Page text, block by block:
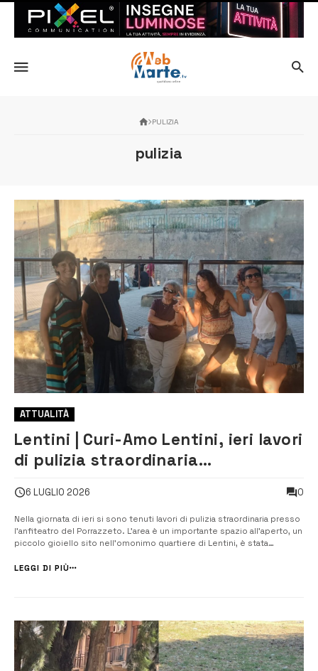
PULIZIA
pulizia
ATTUALITÀ
Lentini | Curi-Amo Lentini, ieri lavori
di pulizia straordinaria
6 LUGLIO 2026 0
Nella giornata di ieri si sono tenuti lavori di pulizia straordinaria presso
l’anfiteatro del Porrazzeto. L’area è un importante spazio all’aperto, un
piccolo gioiello sito nell’omonimo quartiere di Lentini, è stata
Tale iniziativa, che si inserisce...
LEGGI DI PIÙ